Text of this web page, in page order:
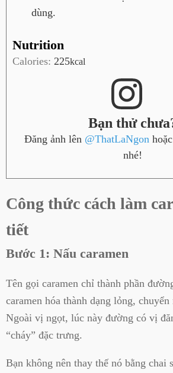
dùng.
Nutrition
Calories: 225kcal
Bạn thử
Đăng ảnh lên @ThatLaNgon
nhé!
Công thức cách làm
tiết
Bước 1: Nấu caramen
Tên gọi caramen chỉ thành phần
caramen hóa thành dạng lỏng, chuyển
Ngoài vị ngọt, lúc này đường có vị
“cháy” đặc trưng.
Bạn không nên thay thế nó bằng chai